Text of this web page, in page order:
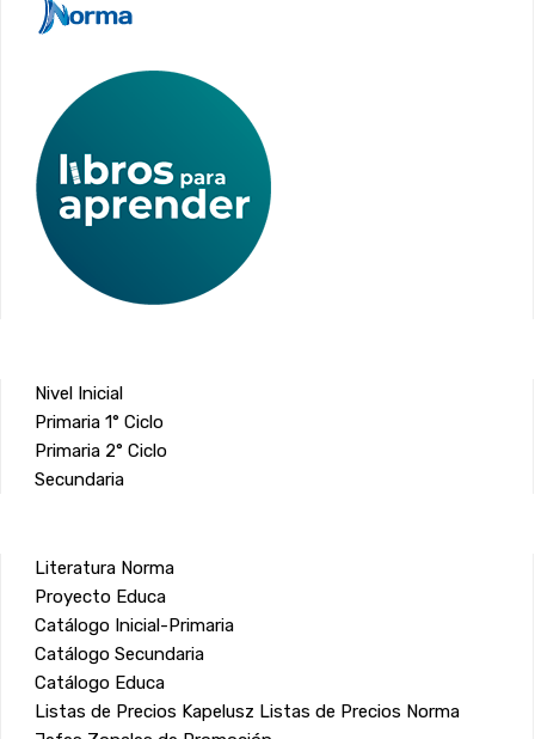
Nivel Inicial
Primaria 1° Ciclo
Primaria 2° Ciclo
Secundaria
Literatura Norma
Proyecto Educa
Catálogo Inicial-Primaria
Catálogo Secundaria
Catálogo Educa
Listas de Precios Kapelusz Listas de Precios Norma